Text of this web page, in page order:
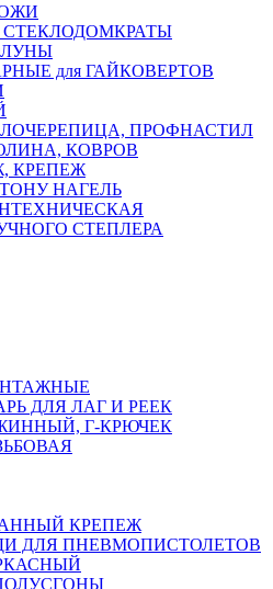
СТЕКЛОДОМКРАТЫ
для ГАЙКОВЕРТОВ
ПРОФНАСТИЛ
КОВРОВ
КРЕПЕЖ
НАГЕЛЬ
СТЕПЛЕРА
ДЛЯ ЛАГ И РЕЕК
Г-КРЮЧЕК
КРЕПЕЖ
ДЛЯ ПНЕВМОПИСТОЛЕТОВ